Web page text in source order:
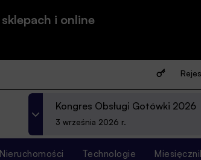
i online
Kongres Obsługi Gotówki 2026
3 września 2026 r.
Nieruchomości Technologie